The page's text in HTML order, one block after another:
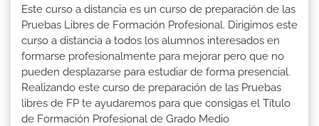
Este curso a distancia es un curso de preparación de las
Pruebas Libres de Formación Profesional. Dirigimos este
curso a distancia a todos los alumnos interesados en
formarse profesionalmente para mejorar pero que no
pueden desplazarse para estudiar de forma presencial.
Realizando este curso de preparación de las Pruebas
libres de FP te ayudaremos para que consigas el Título
de Formación Profesional de Grado Medio